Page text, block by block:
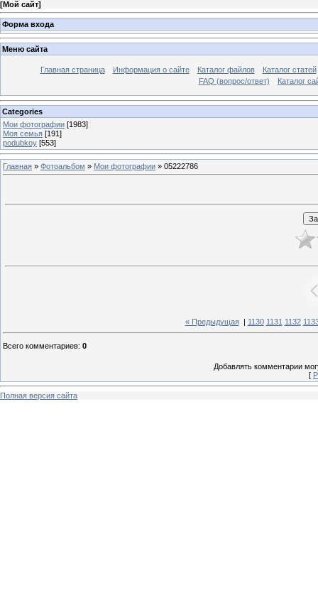
[Мой сайт]
Форма входа
Меню сайта
Главная страница Информация о сайте Каталог файлов
Каталог статей
FAQ (вопрос/ответ)
Каталог
Categories
Мои фотографии [1983]
Моя семья [191]
podubkoy [553]
Главная » Фотоальбом » Мои фотографии » 05222786
« Предыдущая| 1130 1131 1132
Всего комментариев: 0
Добавлять комментарии
[
Полная версия сайта